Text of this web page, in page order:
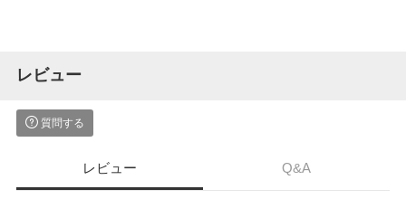
レビュー
質問する
レビュー Q&A